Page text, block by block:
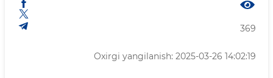
369
Oxirgi yangilanish: 2025-03-26 14:02:19